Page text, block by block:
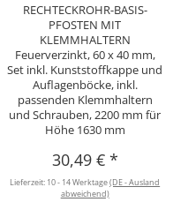
RECHTECKROHR-BASIS-
PFOSTEN MIT
KLEMMHALTERN
Feuerverzinkt, 60 x 40 mm,
Set inkl. Kunststoffkappe und
Auflagenböcke, inkl.
passenden Klemmhaltern
und Schrauben, 2200 mm für
Höhe 1630 mm
30,49 € *
Lieferzeit: 10 - 14 Werktage(DE - Ausland
abweichend)